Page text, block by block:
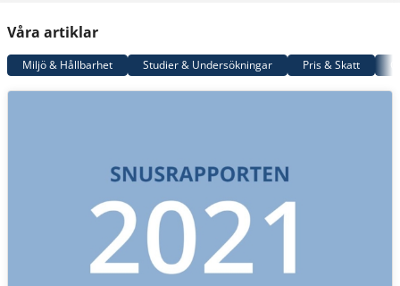
Våra artiklar
Miljö & Hållbarhet Studier & Undersökningar Pris & Skatt